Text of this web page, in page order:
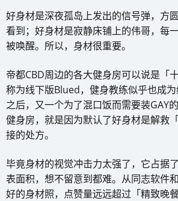
好身材是深夜孤岛上发出的信号弹，方
看到；好身材是寂静床铺上的伟哥，每
被唤醒。所以，身材很重要。
帝都CBD周边的各大健身房可以说是「
称为线下版Blued，健身教练似乎也成
之后，又一个为了混口饭而需要装GAY
健身房，就是因为默认了好身材是解救
接的处方。
毕竟身材的视觉冲击力太强了，它占据
表面积，想不留意到都难。从同志软件
好的身材照，点赞量远远超过「精致晚